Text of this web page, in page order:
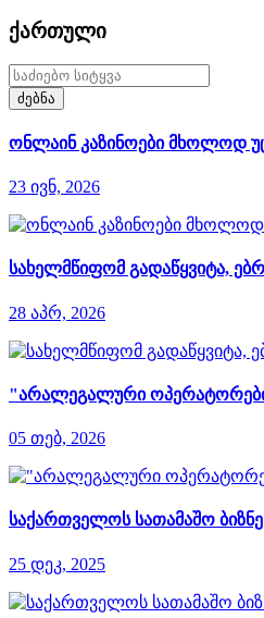
ქართული
ძებნა
ონლაინ კაზინოები მხოლოდ
23 ივნ, 2026
სახელმწიფომ გადაწყვიტა,
28 აპრ, 2026
"არალეგალური ოპერატორების
05 თებ, 2026
საქართველოს სათამაშო
25 დეკ, 2025